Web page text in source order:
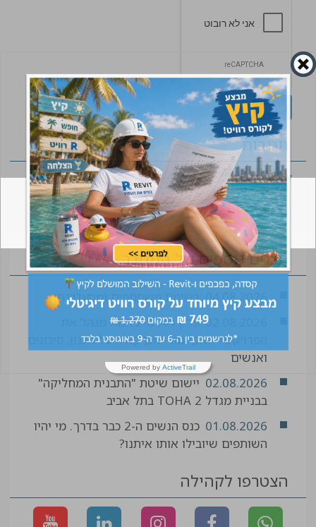
תגובות
אין תגובות
תכנים נוספים של המחבר
04.08.2026 רשימת משתתפים (מתעדכנת)
02.08.2026
פרק 44: מי באמת מנהל את
הפרויקט? חאקי מור וחנן קולה על תכנון, סיכונים
ואנשים
02.08.2026 יישום שיטת "התבנית המחליקה"
בבניית מגדל TOHA 2 בתל אביב
01.08.2026
כנס הנשים ה-2 כבר בדרך. מי יהיו
השותפים שיובילו אותו איתנו?
הצטרפו לקהילה
Powered by ActiveTrail